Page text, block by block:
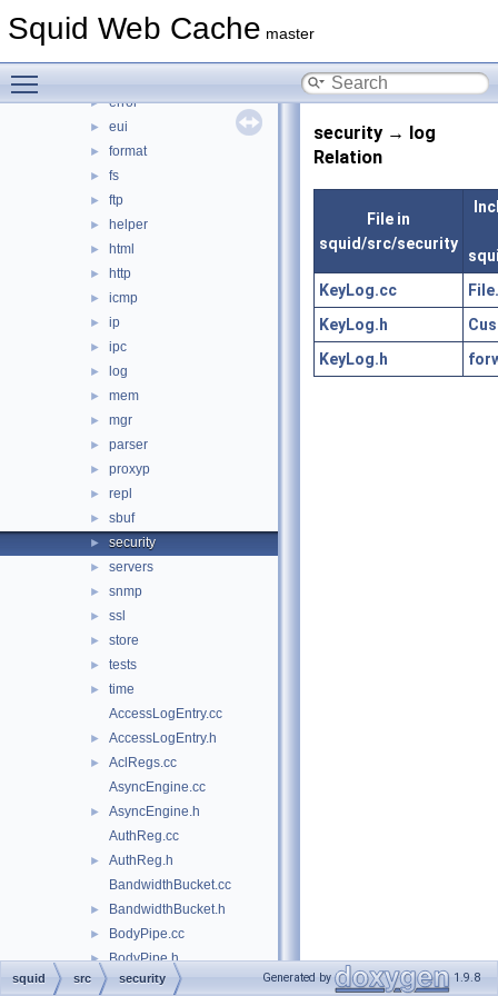
Squid Web Cache master
► debug
► error
► eui
► format
► fs
► ftp
► helper
► html
► http
► icmp
► ip
► ipc
► log
► mem
► mgr
► parser
► proxyp
► repl
► sbuf
► security
► servers
► snmp
► ssl
► store
► tests
►
time
AccessLogEntry.cc
► AccessLogEntry.h
►
AclRegs.cc
AsyncEngine.cc
►
AsyncEngine.h
AuthReg.cc
►
AuthReg.h
BandwidthBucket.cc
► BandwidthBucket.h
► BodyPipe.cc
► BodyPipe.h
► cache_cf.cc
security → log
Relation
File in
squid/src/security
KeyLog.cc
KeyLog.h
KeyLog.h
squid src security Generated by 1.9.8